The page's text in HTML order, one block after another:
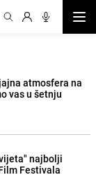
atmosfera na
vas u šetnju
najbolji
Festivala